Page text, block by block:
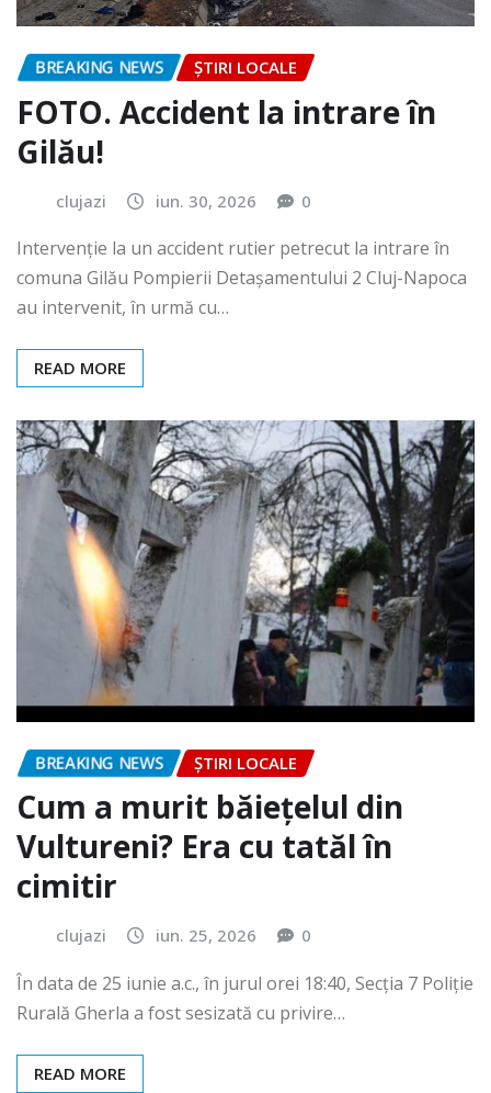
BREAKING NEWS ȘTIRI LOCALE
FOTO. Accident la intrare în
Gilău!
clujazi iun. 30, 2026 0
Intervenție la un accident rutier petrecut la intrare în
comuna Gilău Pompierii Detașamentului 2 Cluj-Napoca
au intervenit, în urmă cu…
READ MORE
BREAKING NEWS ȘTIRI LOCALE
Cum a murit băiețelul din
Vultureni? Era cu tatăl în
cimitir
clujazi iun. 25, 2026 0
În data de 25 iunie a.c., în jurul orei 18:40, Secția 7 Poliție
Rurală Gherla a fost sesizată cu privire…
READ MORE